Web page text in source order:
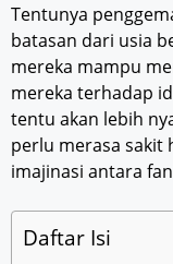
Tentunya
batasan dari usia
mereka mampu
mereka terhadap
tentu akan lebih
perlu merasa sakit
imajinasi antara
Daftar Isi